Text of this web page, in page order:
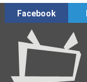
Facebook